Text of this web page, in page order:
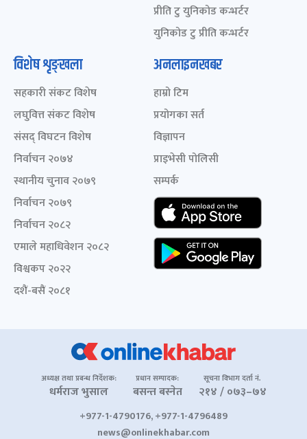
प्रीति टु युनिकोड कन्भर्टर
युनिकोड टु प्रीति कन्भर्टर
विशेष शृङ्खला
सहकारी संकट विशेष
लघुवित्त संकट विशेष
संसद् विघटन विशेष
निर्वाचन २०७४
स्थानीय चुनाव २०७९
निर्वाचन २०७९
निर्वाचन २०८२
एमाले महाधिवेशन २०८२
विश्वकप २०२२
दशैं-बसैं २०८१
अनलाइनखबर
हाम्रो टिम
प्रयोगका सर्त
विज्ञापन
प्राइभेसी पोलिसी
सम्पर्क
अध्यक्ष तथा प्रबन्ध निर्देशक:
धर्मराज भुसाल
प्रधान सम्पादक:
बसन्त बस्नेत
सूचना विभाग दर्ता नं.
२१४ / ०७३–७४
+977-1-4790176, +977-1-4796489
news@onlinekhabar.com